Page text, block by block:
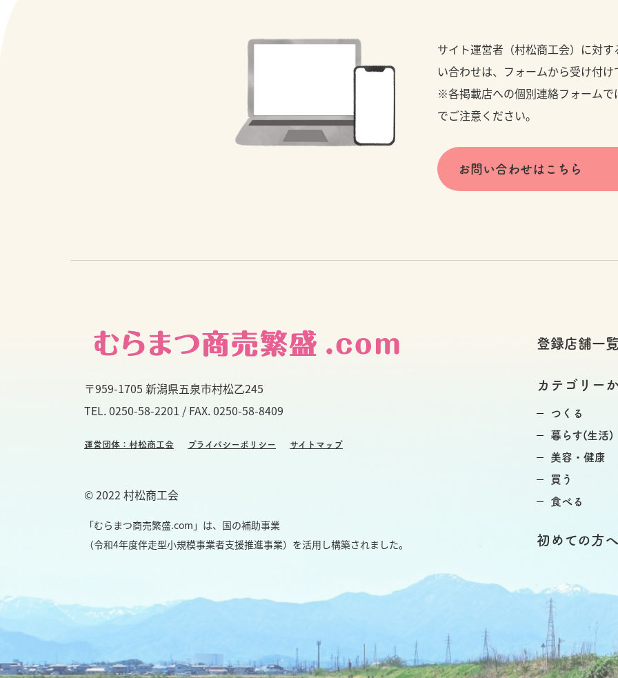
サイト運営者（村松商工会）に対
い合わせは、フォームから受け付け
※各掲載店への個別連絡フォームで
でご注意ください。
お問い合わせはこちら
〒959-1705 新潟県五泉市村松乙245
TEL.0250-58-2201 / FAX. 0250-58-8409
運営団体：村松商工会 プライバシーポリシー サイトマップ
© 2022 村松商工会
「むらまつ商売繁盛.com」は、国の補助事業
（令和4年度伴走型小規模事業者支援推進事業）を活用し構築されました。
登録店舗一
カテゴリー
つくる
暮らす(生活)
美容・健康
買う
食べる
初めての方へ